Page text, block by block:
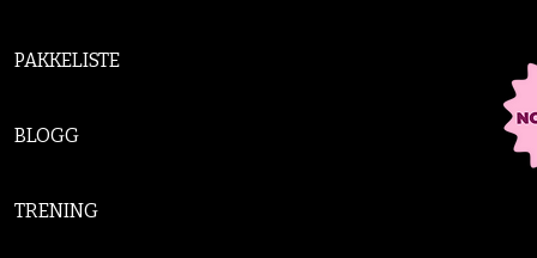
PAKKELISTE
BLOGG
TRENING